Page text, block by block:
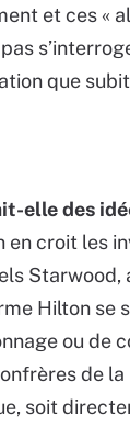
et ces «
pas
que
elle des
en croit les
Hilton se
ou de
de la
soit